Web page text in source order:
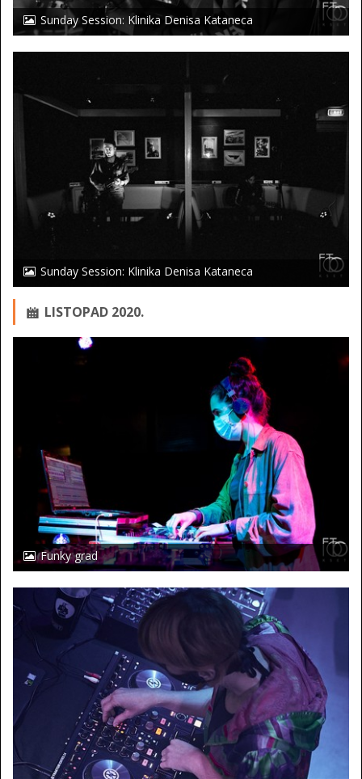
Sunday Session: Klinika Denisa Kataneca
Sunday Session: Klinika Denisa Kataneca
LISTOPAD 2020.
Funky grad